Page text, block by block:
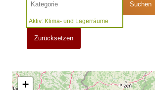
Aktiv: Klima- und Lagerräume
Suchen
Zurücksetzen
+